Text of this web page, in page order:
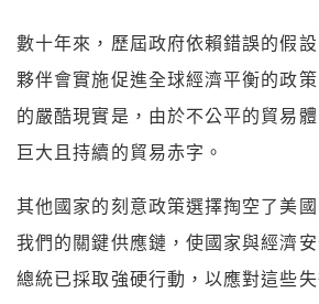
數十年來，歷屆政府依賴錯誤的假
夥伴會實施促進全球經濟平衡的政
的嚴酷現實是，由於不公平的貿易
巨大且持續的貿易赤字。
其他國家的刻意政策選擇掏空了美
我們的關鍵供應鏈，使國家與經濟
總統已採取強硬行動，以應對這些